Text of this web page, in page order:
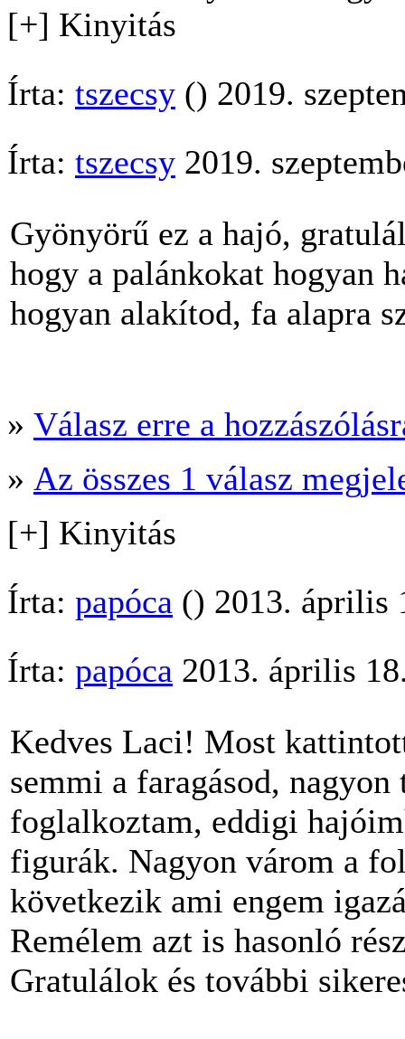
[+] Kinyitás
Írta: tszecsy () 2019.
Írta: tszecsy 2019.
Gyönyörű ez a hajó,
hogy a palánkokat hogyan
hogyan alakítod, fa alapra
» Válasz erre a
» Az összes 1 válasz
[+] Kinyitás
Írta: papóca () 2013. április
Írta: papóca 2013. április
Kedves Laci! Most
semmi a faragásod,
foglalkoztam, eddigi
figurák. Nagyon várom a
következik ami engem
Remélem azt is hasonló
Gratulálok és további